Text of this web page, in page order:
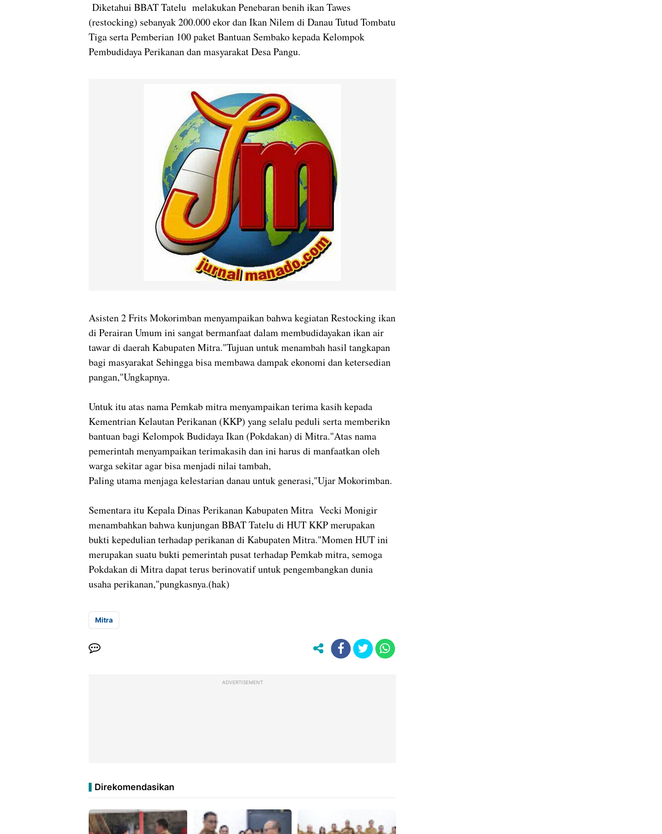
Diketahui BBAT Tatelu melakukan Penebaran benih ikan Tawes
(restocking) sebanyak 200.000 ekor dan Ikan Nilem di Danau Tutud Tombatu
Tiga serta Pemberian 100 paket Bantuan Sembako kepada Kelompok
Pembudidaya Perikanan dan masyarakat Desa Pangu.
Asisten 2 Frits Mokorimban menyampaikan bahwa kegiatan Restocking ikan
di Perairan Umum ini sangat bermanfaat dalam membudidayakan ikan air
tawar di daerah Kabupaten Mitra."Tujuan untuk menambah hasil tangkapan
bagi masyarakat Sehingga bisa membawa dampak ekonomi dan ketersedian
pangan,"Ungkapnya.
Untuk itu atas nama Pemkab mitra menyampaikan terima kasih kepada
Kementrian Kelautan Perikanan (KKP) yang selalu peduli serta memberikn
bantuan bagi Kelompok Budidaya Ikan (Pokdakan) di Mitra."Atas nama
pemerintah menyampaikan terimakasih dan ini harus di manfaatkan oleh
warga sekitar agar bisa menjadi nilai tambah,
Paling utama menjaga kelestarian danau untuk generasi,"Ujar Mokorimban.
Sementara itu Kepala Dinas Perikanan Kabupaten Mitra Vecki Monigir
menambahkan bahwa kunjungan BBAT Tatelu di HUT KKP merupakan
bukti kepedulian terhadap perikanan di Kabupaten Mitra."Momen HUT ini
merupakan suatu bukti pemerintah pusat terhadap Pemkab mitra, semoga
Pokdakan di Mitra dapat terus berinovatif untuk pengembangkan dunia
usaha perikanan,"pungkasnya.(hak)
Mitra
ADVERTISEMENT
Direkomendasikan